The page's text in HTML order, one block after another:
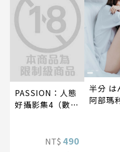
PASSION：人態
好攝影集4（數位
NT$ 490
半分 は
阿部瑪